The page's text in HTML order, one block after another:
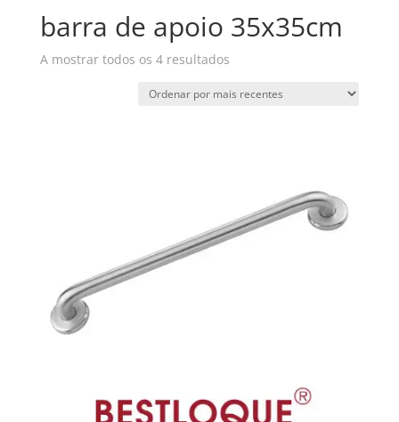
barra de apoio 35x35cm
A mostrar todos os 4 resultadosOrdenado
mais